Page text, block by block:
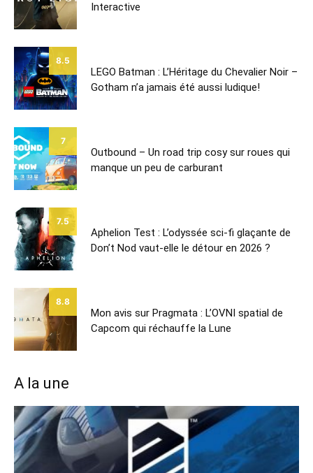
Interactive
8.5
LEGO Batman : L’Héritage du Chevalier Noir –
Gotham n’a jamais été aussi ludique!
7
Outbound – Un road trip cosy sur roues qui
manque un peu de carburant
7.5
Aphelion Test : L’odyssée sci-fi glaçante de
Don’t Nod vaut-elle le détour en 2026 ?
8.8
Mon avis sur Pragmata : L’OVNI spatial de
Capcom qui réchauffe la Lune
A la une